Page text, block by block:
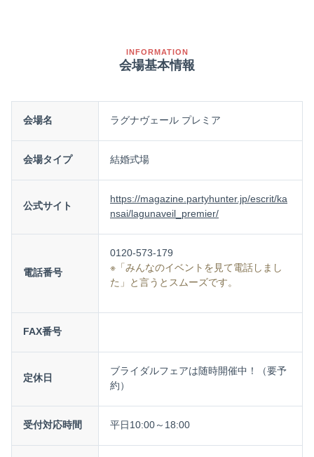
INFORMATION
会場基本情報
会場名 ラグナヴェール プレミア
会場タイプ 結婚式場
公式サイト
https://magazine.partyhunter.jp/escrit/ka
nsai/lagunaveil_premier/
電話番号
0120-573-179
※「みんなのイベントを見て電話しまし
た」と言うとスムーズです。
FAX番号
定休日
ブライダルフェアは随時開催中！（要予
約）
受付対応時間 平日10:00～18:00